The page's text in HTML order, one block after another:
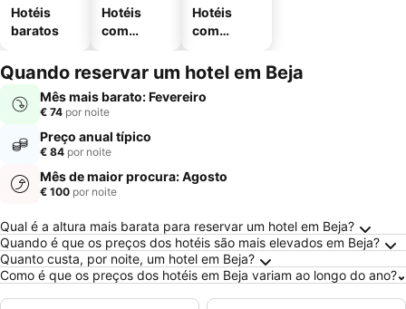
Hotéis
baratos
Hotéis
com
Hotéis
com
mento
Quando reservar um hotel em Beja
Mês mais barato: Fevereiro
€ 74 por noite
Preço anual típico
€ 84 por noite
Mês de maior procura: Agosto
€ 100 por noite
Perguntas Frequentes sobre Beja
Qual é a altura mais barata para reservar um hotel em Beja?
Quando é que os preços dos hotéis são mais elevados em Beja?
Quanto custa, por noite, um hotel em Beja?
Como é que os preços dos hotéis em Beja variam ao longo do ano?